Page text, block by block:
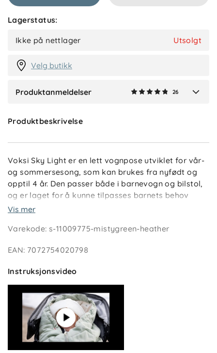
Lagerstatus:
Ikke på nettlager Utsolgt
Velg butikk
Produktanmeldelser 26
L Louise
Produktbeskrivelse
Voksi Sky Light er en lett vognpose utviklet for vår-
og sommersesong, som kan brukes fra nyfødt og
opptil 4 år. Den passer både i barnevogn og bilstol,
og er laget for å kunne tilpasses barnets behov
etter hvert som det vokser.
Vognposen har justerbar snor rundt hodeområdet
for å regulere temperaturen. Den medfølgende
posen kan foldes helt ut og brukes som leketeppe.
seg på plass i vognen.
Spesielle funksjoner
Vis mer
Varekode:s-11009775-mistygreen-heather
EAN: 7072754020798
Instruksjonsvideo